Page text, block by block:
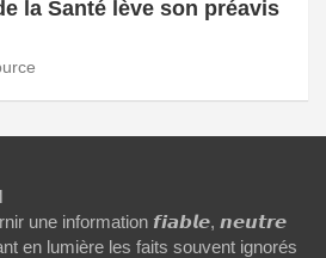
la Santé lève son préavis
une information 𝙛𝙞𝙖𝙗𝙡𝙚, 𝙣𝙚𝙪𝙩𝙧𝙚
en lumière les faits souvent ignorés